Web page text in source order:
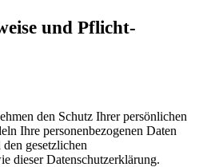
und Pflicht­
den Schutz Ihrer persönlichen
Ihre personenbezogenen Daten
gesetzlichen
dieser Datenschutzerklärung.